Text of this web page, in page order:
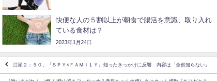
快便な人の５割以上が朝食で腸活を意識、取り入れ
ている食材は？
2023年1月24日
江頭２：５０、『ＳＰＹ×ＦＡＭＩＬＹ』知ったきっかけに反響 内容は「全然知らない」